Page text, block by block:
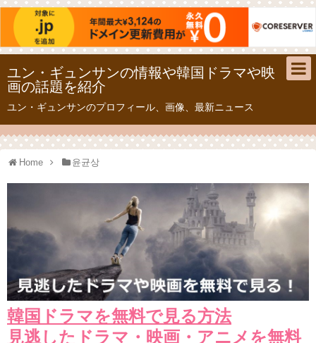
ユン・ギュンサンの情報や韓国ドラマや映
画の話題を紹介
ユン・ギュンサンのプロフィール、画像、最新ニュース
Home 윤균상
韓国ドラマを無料で見る方法
見逃したドラマ・映画・アニメを無料